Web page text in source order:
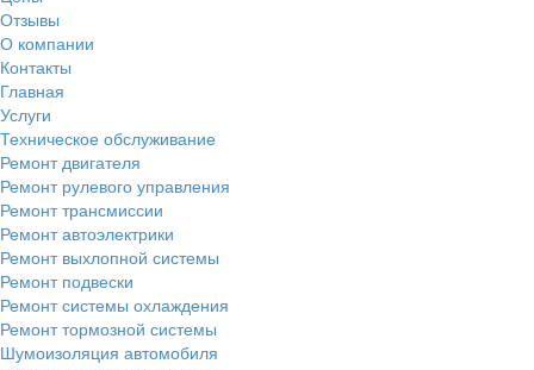
Отзывы
О компании
Контакты
Главная
Услуги
Техническое обслуживание
Ремонт двигателя
Ремонт рулевого управления
Ремонт трансмиссии
Ремонт автоэлектрики
Ремонт выхлопной системы
Ремонт подвески
Ремонт системы охлаждения
Ремонт тормозной системы
Шумоизоляция автомобиля